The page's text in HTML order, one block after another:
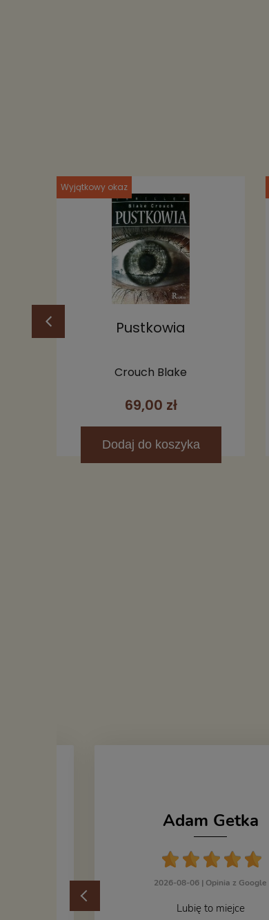
Wyjątkowy okaz
Pustkowia
Crouch Blake
69,00 zł
Dodaj do koszyka
Adam Getka
2026-08-06 | Opinia z Google
Lubię to miejce